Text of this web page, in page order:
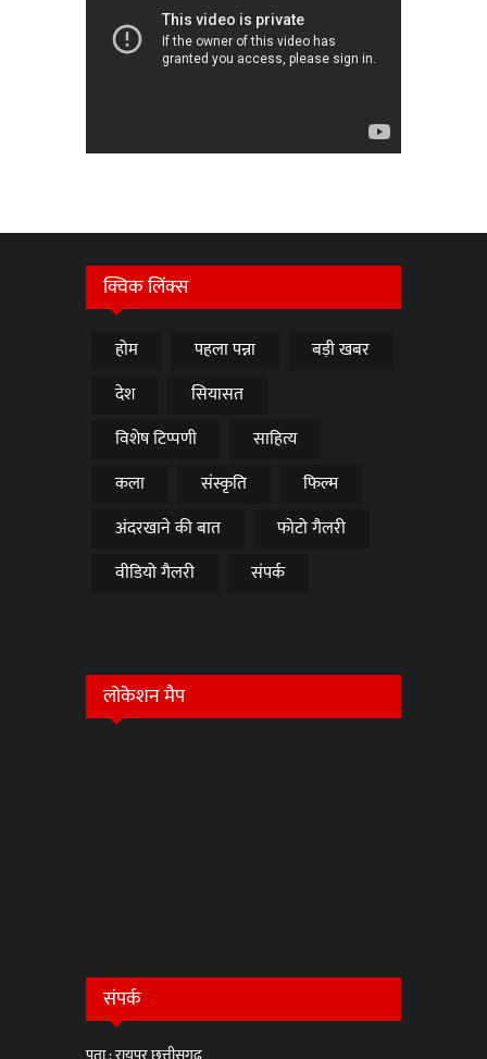
क्विक लिंक्स
होम पहला पन्ना
बड़ी खबर
देश
सियासत
विशेष टिप्पणी
साहित्य
कला
संस्कृति
फिल्म
अंदरखाने की बात
फोटो गैलरी
वीडियो गैलरी
संपर्क
लोकेशन मैप
संपर्क